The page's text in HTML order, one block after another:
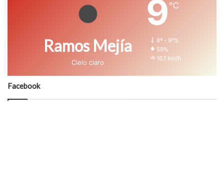
Ramos Mejía
Cielo claro
9 ℃
8º - 9º%
59%
16.1 km/h
Facebook